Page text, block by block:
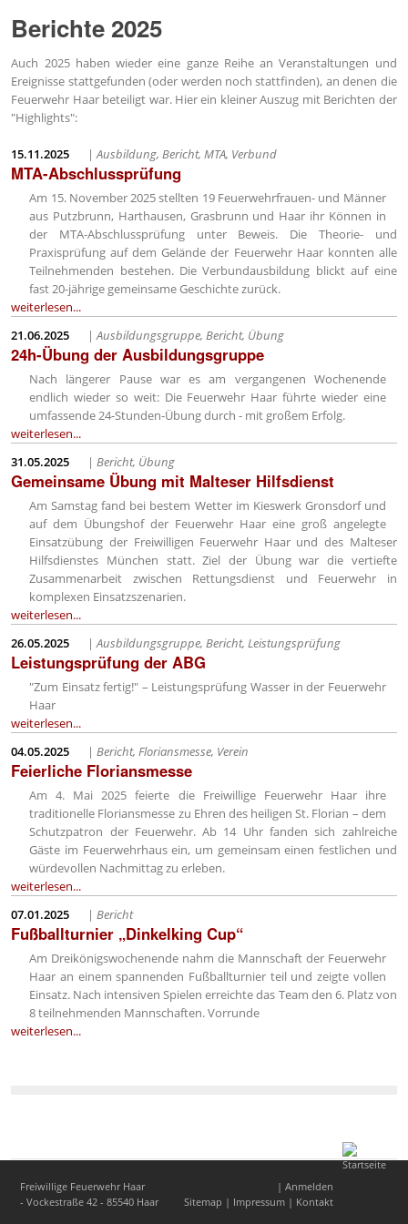
Berichte 2025
Auch 2025 haben wieder eine ganze Reihe an Veranstaltungen und
Ereignisse stattgefunden (oder werden noch stattfinden), an denen die
Feuerwehr Haar beteiligt war. Hier ein kleiner Auszug mit Berichten der
"Highlights":
15.11.2025 |Ausbildung, Bericht, MTA, Verbund
MTA-Abschlussprüfung
Am 15. November 2025 stellten 19 Feuerwehrfrauen- und Männer
aus Putzbrunn, Harthausen, Grasbrunn und Haar ihr Können in
der MTA-Abschlussprüfung unter Beweis. Die Theorie- und
Praxisprüfung auf dem Gelände der Feuerwehr Haar konnten alle
Teilnehmenden bestehen. Die Verbundausbildung blickt auf eine
fast 20-jährige gemeinsame Geschichte zurück.
weiterlesen...
21.06.2025
|Ausbildungsgruppe, Bericht, Übung
24h-Übung der Ausbildungsgruppe
Nach längerer Pause war es am vergangenen Wochenende
endlich wieder so weit: Die Feuerwehr Haar führte wieder eine
umfassende 24-Stunden-Übung durch - mit großem Erfolg.
weiterlesen...
31.05.2025
| Bericht, Übung
Gemeinsame Übung mit Malteser Hilfsdienst
Am Samstag fand bei bestem Wetter im Kieswerk Gronsdorf und
auf dem Übungshof der Feuerwehr Haar eine groß angelegte
Einsatzübung der Freiwilligen Feuerwehr Haar und des Malteser
Hilfsdienstes München statt. Ziel der Übung war die vertiefte
Zusammenarbeit zwischen Rettungsdienst und Feuerwehr in
komplexen Einsatzszenarien.
weiterlesen...
26.05.2025
|Ausbildungsgruppe, Bericht, Leistungsprüfung
Leistungsprüfung der ABG
"Zum Einsatz fertig!" – Leistungsprüfung Wasser in der Feuerwehr
Haar
weiterlesen...
04.05.2025
| Bericht, Floriansmesse, Verein
Feierliche Floriansmesse
Am 4. Mai 2025 feierte die Freiwillige Feuerwehr Haar ihre
traditionelle Floriansmesse zu Ehren des heiligen St. Florian – dem
Schutzpatron der Feuerwehr. Ab 14 Uhr fanden sich zahlreiche
Gäste im Feuerwehrhaus ein, um gemeinsam einen festlichen und
würdevollen Nachmittag zu erleben.
weiterlesen...
07.01.2025
| Bericht
Fußballturnier „Dinkelking Cup“
Am Dreikönigswochenende nahm die Mannschaft der Feuerwehr
Haar an einem spannenden Fußballturnier teil und zeigte vollen
Einsatz. Nach intensiven Spielen erreichte das Team den 6. Platz von
8 teilnehmenden Mannschaften. Vorrunde
weiterlesen...
Freiwillige Feuerwehr Haar
- Vockestraße 42 - 85540 Haar
| Anmelden
Sitemap | Impressum| Kontakt